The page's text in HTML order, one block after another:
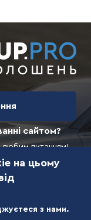
сайтом?
питанням!
зв’язок
на цьому
з нами.